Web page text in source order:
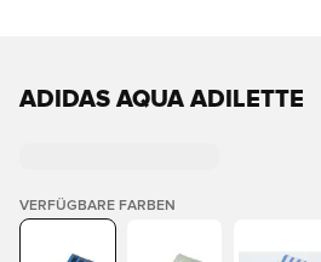
ADIDAS AQUA ADILETTE
VERFÜGBARE FARBEN